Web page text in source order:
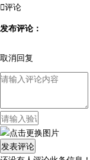
评论
发布评论：
取消回复